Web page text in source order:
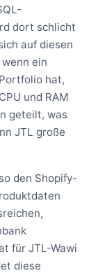
dort schlicht
auf diesen
ein
hat,
und RAM
geteilt, was
JTL große
den Shopify-
für JTL-Wawi
diese